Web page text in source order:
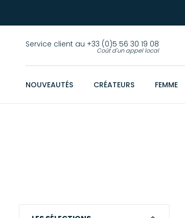
Service client au +33 (0)5 56 30 19 08
Coût d'un appel local
NOUVEAUTÉS CRÉATEURS FEMME